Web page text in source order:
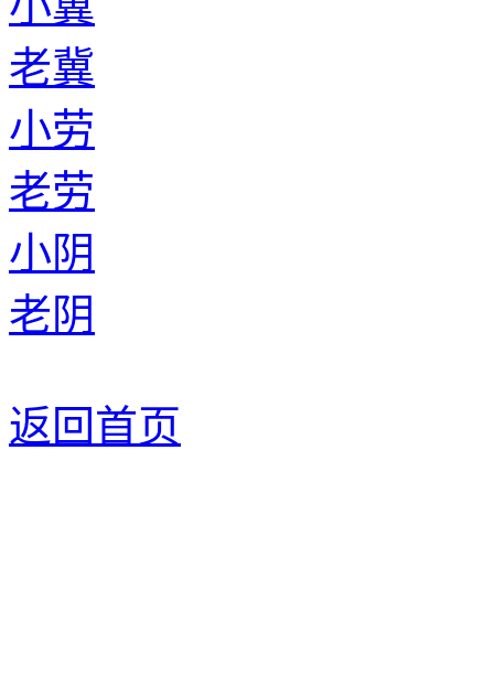
老冀
小劳
老劳
小阴
老阴
返回首页